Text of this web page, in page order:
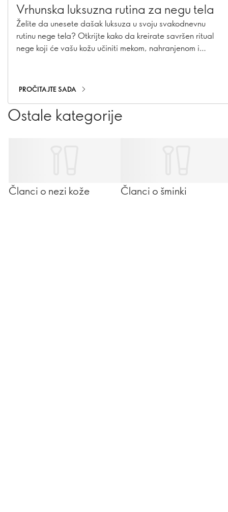
Vrhunska luksuzna rutina za negu tela
Želite da unesete dašak luksuza u svoju svakodnevnu
rutinu nege tela? Otkrijte kako da kreirate savršen ritual
nege koji će vašu kožu učiniti mekom, nahranjenom i
pravi trenutak opuštanja i uživanja.
PROČITAJTE SADA
Ostale kategorije
Članci o nezi kože Članci o šminki